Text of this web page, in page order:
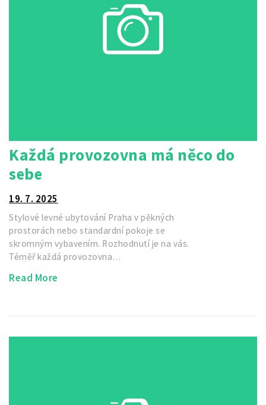
Každá provozovna má něco do
sebe
19. 7. 2025
Stylové levné ubytování Praha v pěkných
prostorách nebo standardní pokoje se
skromným vybavením. Rozhodnutí je na vás.
Téměř každá provozovna…
Read More